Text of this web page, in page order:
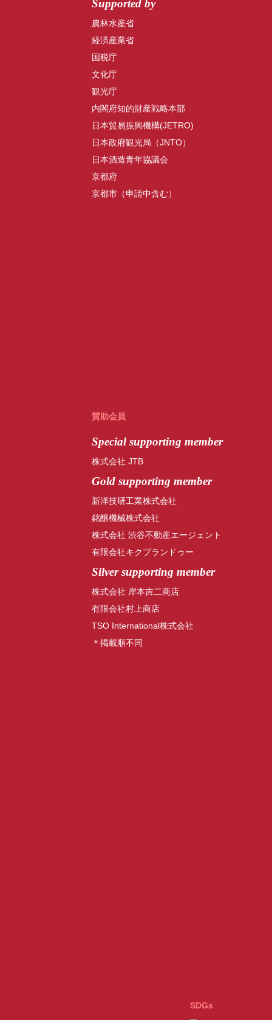
Supported by
農林水産省
経済産業省
国税庁
文化庁
観光庁
内閣府知的財産戦略本部
日本貿易振興機構(JETRO)
日本政府観光局（JNTO）
日本酒造青年協議会
京都府
京都市（申請中含む）
賛助会員
Specialsupporting member
株式会社 JTB
Gold supporting member
新洋技研工業株式会社
銘醸機械株式会社
株式会社 渋谷不動産エージェント
有限会社キクプランドゥー
Silver supporting member
株式会社 岸本吉二商店
有限会社村上商店
TSO International株式会社
＊掲載順不同
SDGs